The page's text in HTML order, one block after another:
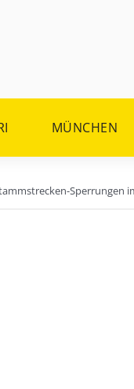
MÜNCHEN
Sperrungen